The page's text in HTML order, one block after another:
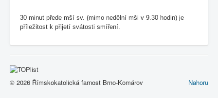
30 minut přede mší sv. (mimo nedělní mši v 9.30 hodin) je
příležitost k přijetí svátosti smíření.
Nahoru
© 2026 Římskokatolická farnost Brno-Komárov